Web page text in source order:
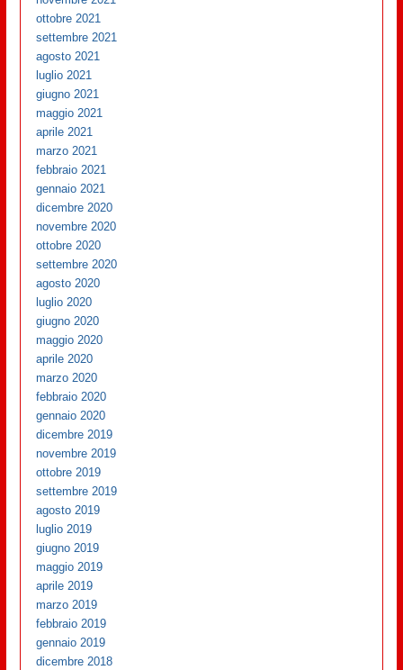
ottobre 2021
settembre 2021
agosto 2021
luglio 2021
giugno 2021
maggio 2021
aprile 2021
marzo 2021
febbraio 2021
gennaio 2021
dicembre 2020
novembre 2020
ottobre 2020
settembre 2020
agosto 2020
luglio 2020
giugno 2020
maggio 2020
aprile 2020
marzo 2020
febbraio 2020
gennaio 2020
dicembre 2019
novembre 2019
ottobre 2019
settembre 2019
agosto 2019
luglio 2019
giugno 2019
maggio 2019
aprile 2019
marzo 2019
febbraio 2019
gennaio 2019
dicembre 2018